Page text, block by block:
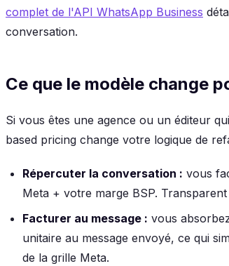
complet de l'API WhatsApp Business
conversation.
Ce que le modèle change
Si vous êtes une agence ou un éditeur
based pricing change votre logique de
Répercuter la conversation : vous
Meta + votre marge BSP.
Facturer au message : vous
unitaire au message envoyé, ce qui
de la grille Meta.